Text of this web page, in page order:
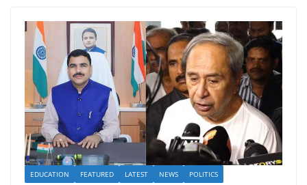
EDUCATION FEATURED LATEST NEWS POLITICS